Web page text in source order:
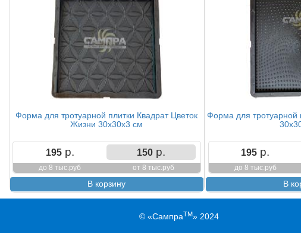
Форма для тротуарной плитки Квадрат Цветок
Жизни 30х30х3 см
195р.
до 8 тыс.руб
150р.
от 8 тыс.руб
Форма для тротуарной
195 р.
до 8 тыс.руб
© «СампраTM» 2024